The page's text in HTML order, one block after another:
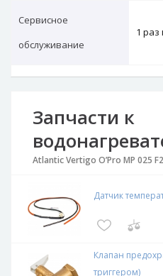
Сервисное
обслуживание
1 раз
Запчасти к
Atlantic Vertigo O’Pro MP 025
Датчик
Клапан
триггером)